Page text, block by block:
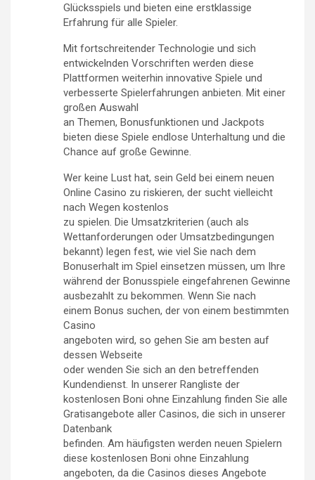
Glücksspiels und bieten eine erstklassige
Erfahrung für alle Spieler.
Mit fortschreitender Technologie und sich
entwickelnden Vorschriften werden diese
Plattformen weiterhin innovative Spiele und
verbesserte Spielerfahrungen anbieten. Mit einer
großen Auswahl
an Themen, Bonusfunktionen und Jackpots
bieten diese Spiele endlose Unterhaltung und die
Chance auf große Gewinne.
Wer keine Lust hat, sein Geld bei einem neuen
Online Casino zu riskieren, der sucht vielleicht
nach Wegen kostenlos
zu spielen. Die Umsatzkriterien (auch als
Wettanforderungen oder Umsatzbedingungen
bekannt) legen fest, wie viel Sie nach dem
Bonuserhalt im Spiel einsetzen müssen, um Ihre
während der Bonusspiele eingefahrenen Gewinne
ausbezahlt zu bekommen. Wenn Sie nach
einem Bonus suchen, der von einem bestimmten
Casino
angeboten wird, so gehen Sie am besten auf
dessen Webseite
oder wenden Sie sich an den betreffenden
Kundendienst. In unserer Rangliste der
kostenlosen Boni ohne Einzahlung finden Sie alle
Gratisangebote aller Casinos, die sich in unserer
Datenbank
befinden. Am häufigsten werden neuen Spielern
diese kostenlosen Boni ohne Einzahlung
angeboten, da die Casinos dieses Angebote